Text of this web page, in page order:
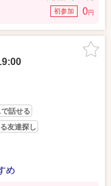
初参加 0円
話せる
友達探し
め